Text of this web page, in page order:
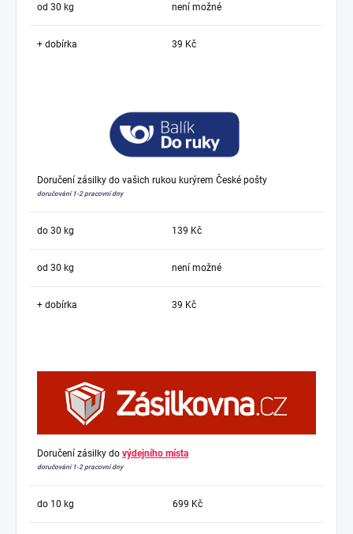
od 30 kg není možné
+ dobírka 39 Kč
Doručení zásilky do vašich rukou kurýrem České pošty
doručování 1-2 pracovní dny
do 30 kg 139 Kč
od 30 kg není možné
+ dobírka 39 Kč
Doručení zásilky do výdejního místa
doručování 1-2 pracovní dny
do 10 kg 699 Kč